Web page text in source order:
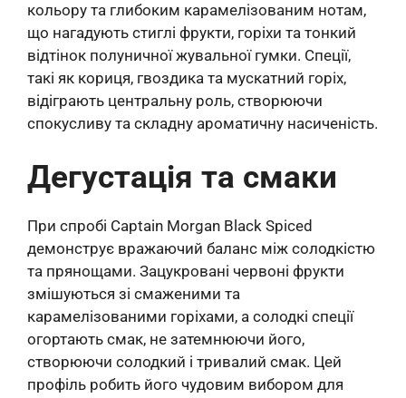
кольору та глибоким карамелізованим нотам,
що нагадують стиглі фрукти, горіхи та тонкий
відтінок полуничної жувальної гумки. Спеції,
такі як кориця, гвоздика та мускатний горіх,
відіграють центральну роль, створюючи
спокусливу та складну ароматичну насиченість.
Дегустація та смаки
При спробі Captain Morgan Black Spiced
демонструє вражаючий баланс між солодкістю
та прянощами. Зацукровані червоні фрукти
змішуються зі смаженими та
карамелізованими горіхами, а солодкі спеції
огортають смак, не затемнюючи його,
створюючи солодкий і тривалий смак. Цей
профіль робить його чудовим вибором для